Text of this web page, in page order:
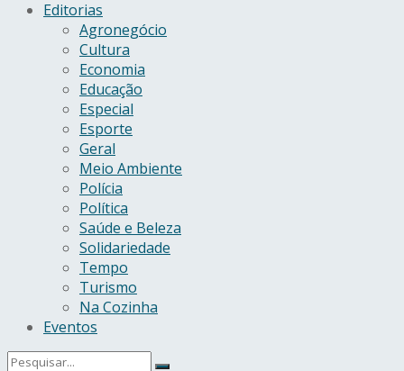
Editorias
Agronegócio
Cultura
Economia
Educação
Especial
Esporte
Geral
Meio Ambiente
Polícia
Política
Saúde e Beleza
Solidariedade
Tempo
Turismo
Na Cozinha
Eventos